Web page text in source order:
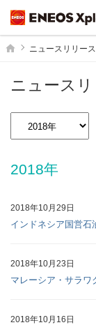
ホームニュースリリース
ニュースリ
2018年
2018年10月29日
インドネシア国営石
2018年10月23日
マレーシア・サラワ
2018年10月16日